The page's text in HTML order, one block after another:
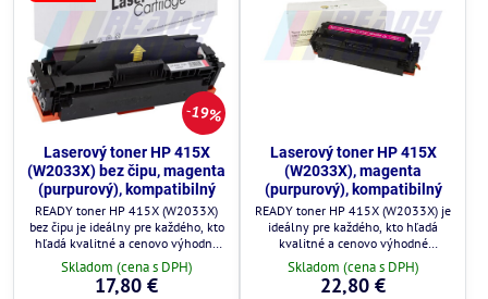
19%
Laserový toner HP 415X
(W2033X) bez čipu, magenta
(purpurový), kompatibilný
READY toner HP 415X (W2033X)
bez čipu je ideálny pre každého, kto
hľadá kvalitné a cenovo výhodné
riešenie.
Skladom (cena s DPH)
17,80 €
Laserový toner HP 415X
(W2033X), magenta
(purpurový), kompatibilný
READY toner HP 415X (W2033X) je
ideálny pre každého, kto hľadá
kvalitné a cenovo výhodné
riešenie.
Skladom (cena s DPH)
22,80 €